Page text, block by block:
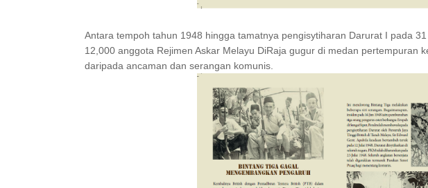
Antara tempoh tahun 1948 hingga tamatnya pengisytiharan Darurat I pada
12,000 anggota Rejimen Askar Melayu DiRaja gugur di medan pertempuran
daripada ancaman dan serangan komunis.